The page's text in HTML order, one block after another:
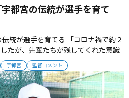
宇都宮 監督コメント
都宮の伝統が選手を育て
統が選手を育てる 「コロナ禍で約２
たが、先輩たちが残してくれた意識
いていて、選手たちに力を与えてく
えていないことを夏の結果で示して
ロフィール】1964年栃木県生まれ。